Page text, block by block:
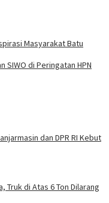
Masyarakat Batu
SIWO di Peringatan HPN
dan DPR RI Kebut
Truk di Atas 6 Ton Dilarang